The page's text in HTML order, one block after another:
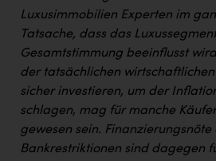
Luxusimmobilien Experten im
Tatsache, dass das
Gesamtstimmung beeinflusst
der tatsächlichen
sicher investieren, um der
schlagen, mag für manche
gewesen sein.
Bankrestriktionen sind dagegen